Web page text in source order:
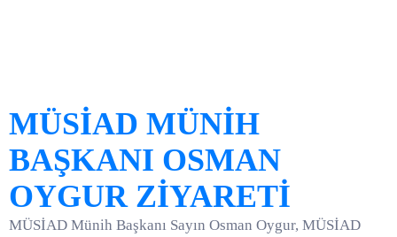
MÜSİAD MÜNİH
BAŞKANI OSMAN
OYGUR ZİYARETİ
MÜSİAD Münih Başkanı Sayın Osman Oygur, MÜSİAD